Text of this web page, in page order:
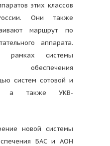
этих классов
Они также
маршрут по
аппарата.
системы
обеспечения
систем сотовой и
а также УКВ-
новой системы
БАС и АОН